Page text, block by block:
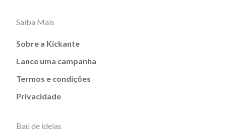
Saiba Mais
Sobre a Kickante
Lance uma campanha
Termos e condições
Privacidade
Baú de ideias